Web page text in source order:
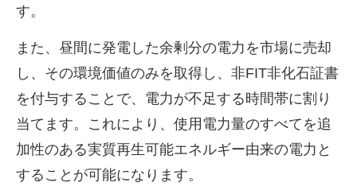
す。
また、昼間に発電した余剰分の電力を市場に売却
し、その環境価値のみを取得し、非FIT非化石証書
を付与することで、電力が不足する時間帯に割り
当てます。これにより、使用電力量のすべてを追
加性のある実質再生可能エネルギー由来の電力と
することが可能になります。